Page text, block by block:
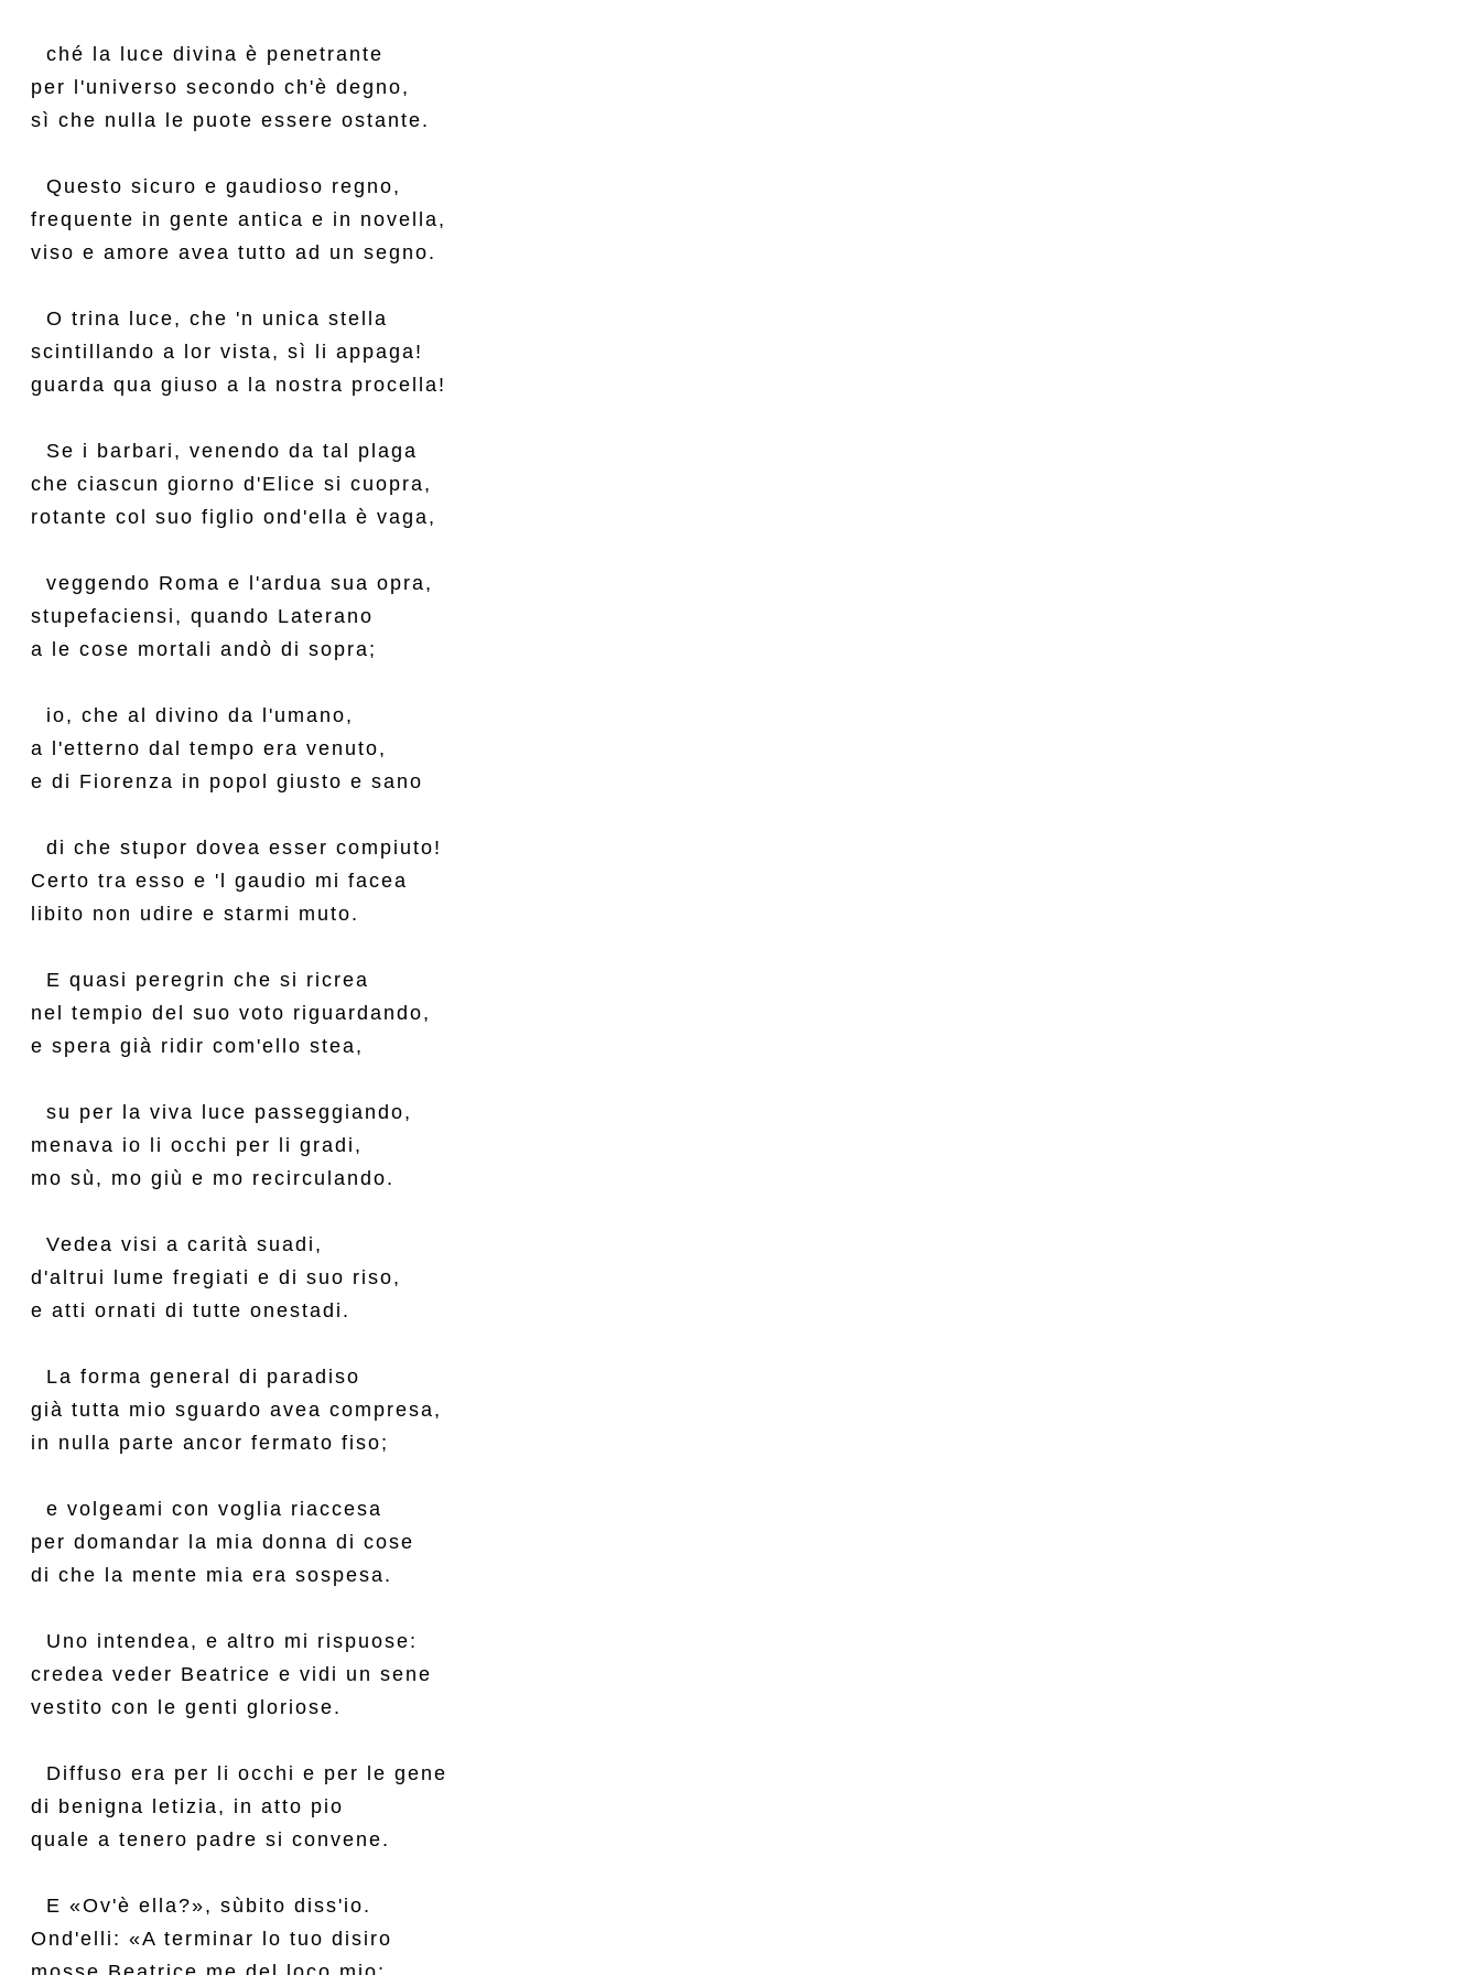
  ché la luce divina è penetrante
per l'universo secondo ch'è degno,
sì che nulla le puote essere ostante.
  Questo sicuro e gaudioso regno,
frequente in gente antica e in novella,
viso e amore avea tutto ad un segno.
  O trina luce, che 'n unica stella
scintillando a lor vista, sì li appaga!
guarda qua giuso a la nostra procella!
  Se i barbari, venendo da tal plaga
che ciascun giorno d'Elice si cuopra,
rotante col suo figlio ond'ella è vaga,
  veggendo Roma e l'ardua sua opra,
stupefaciensi, quando Laterano
a le cose mortali andò di sopra;
  io, che al divino da l'umano,
a l'etterno dal tempo era venuto,
e di Fiorenza in popol giusto e sano
  di che stupor dovea esser compiuto!
Certo tra esso e 'l gaudio mi facea
libito non udire e starmi muto.
  E quasi peregrin che si ricrea
nel tempio del suo voto riguardando,
e spera già ridir com'ello stea,
  su per la viva luce passeggiando,
menava io li occhi per li gradi,
mo sù, mo giù e mo recirculando.
  Vedea visi a carità suadi,
d'altrui lume fregiati e di suo riso,
e atti ornati di tutte onestadi.
  La forma general di paradiso
già tutta mio sguardo avea compresa,
in nulla parte ancor fermato fiso;
  e volgeami con voglia riaccesa
per domandar la mia donna di cose
di che la mente mia era sospesa.
  Uno intendea, e altro mi rispuose:
credea veder Beatrice e vidi un sene
vestito con le genti gloriose.
  Diffuso era per li occhi e per le gene
di benigna letizia, in atto pio
quale a tenero padre si convene.
  E «Ov'è ella?», sùbito diss'io.
Ond'elli: «A terminar lo tuo disiro